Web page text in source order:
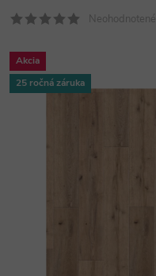
Neohodnotené
Akcia
25 ročná záruka